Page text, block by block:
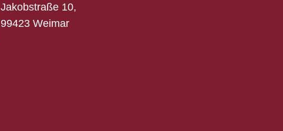
Jakobstraße 10,
99423 Weimar